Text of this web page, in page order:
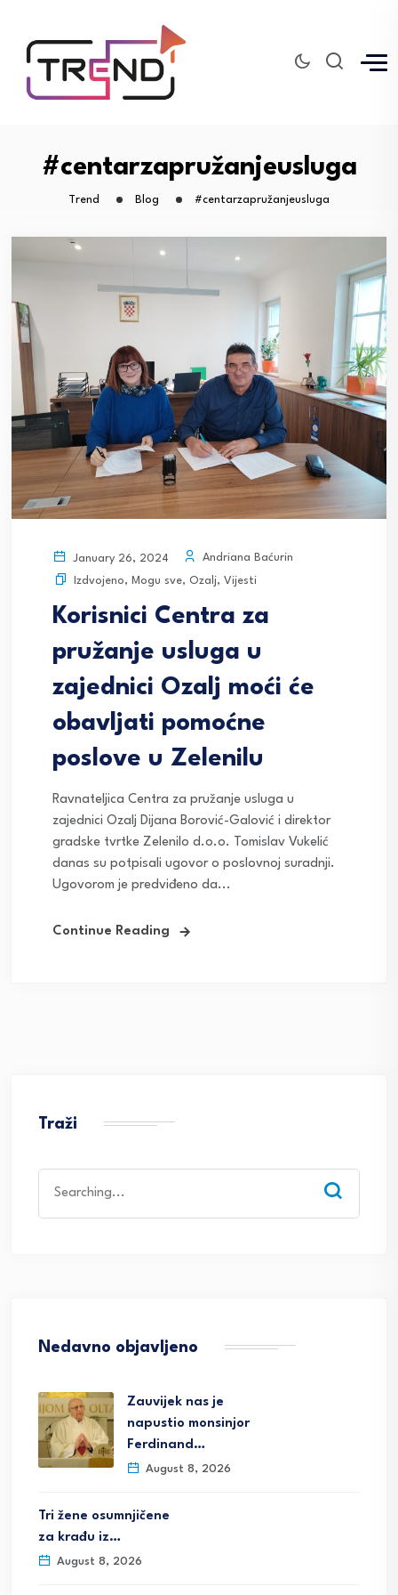
#centarzapružanjeusluga
Trend Blog #centarzapružanjeusluga
January 26, 2024
Andriana Baćurin
Izdvojeno, Mogu sve, Ozalj, Vijesti
Korisnici Centra za
pružanje usluga u
zajednici Ozalj moći će
obavljati pomoćne
poslove u Zelenilu
Ravnateljica Centra za pružanje usluga u
zajednici Ozalj Dijana Borović-Galović i direktor
gradske tvrtke Zelenilo d.o.o. Tomislav Vukelić
danas su potpisali ugovor o poslovnoj suradnji.
Ugovorom je predviđeno da...
Continue Reading
Traži
for:
Nedavno objavljeno
Zauvijek nas je
napustio monsinjor
Ferdinand…
August 8, 2026
Tri žene osumnjičene
za krađu iz…
August 8, 2026